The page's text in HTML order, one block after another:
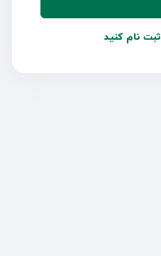
ثبت نام کنید